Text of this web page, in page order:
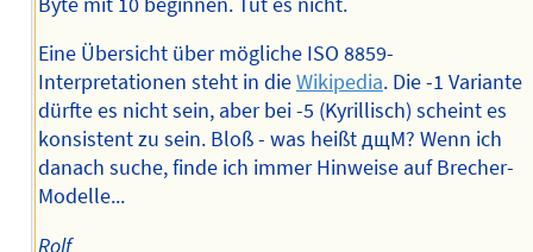
Eine Übersicht über mögliche ISO 8859-
Interpretationen steht in dieWikipedia. Die -1 Variante
dürfte es nicht sein, aber bei -5 (Kyrillisch) scheint es
konsistent zu sein. Bloß - was heißt дщМ? Wenn ich
danach suche, finde ich immer Hinweise auf Brecher-
Modelle...
Rolf